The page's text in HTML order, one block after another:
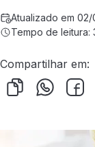
Atualizado em 02/
Tempo de leitura:
Compartilhar em: